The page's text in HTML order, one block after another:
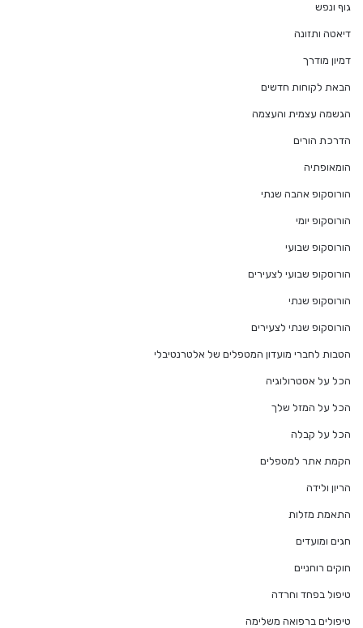
גוף ונפש
דיאטה ותזונה
דמיון מודרך
הבאת לקוחות חדשים
הגשמה עצמית והעצמה
הדרכת הורים
הומאופתיה
הורוסקופ אהבה שנתי
הורוסקופ יומי
הורוסקופ שבועי
הורוסקופ שבועי לצעירים
הורוסקופ שנתי
הורוסקופ שנתי לצעירים
הטבות לחברי מועדון המטפלים של אלטרנטיבלי
הכל על אסטרולוגיה
הכל על המזל שלך
הכל על קבלה
הקמת אתר למטפלים
הריון ולידה
התאמת מזלות
חגים ומועדים
חוקים רוחניים
טיפול בפחד וחרדה
טיפולים ברפואה משלימה